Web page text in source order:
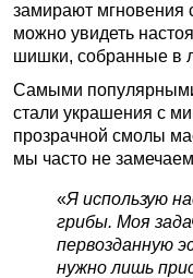
замирают мгновения
можно увидеть
шишки, собранные в
Самыми
стали украшения с
прозрачной смолы
мы часто не
«Я использую
грибы. Моя
первозданную
нужно лишь